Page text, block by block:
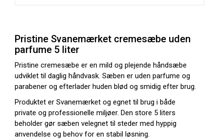
Pristine Svanemærket cremesæbe uden
parfume 5 liter
Pristine cremesæbe er en mild og plejende håndsæbe
udviklet til daglig håndvask. Sæben er uden parfume og
parabener og efterlader huden blød og smidig efter brug.
Produktet er Svanemærket og egnet til brug i både
private og professionelle miljøer. Den store 5 liters
beholder gør sæben velegnet til steder med hyppig
anvendelse og behov for en stabil løsning.